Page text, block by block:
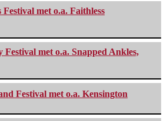
met o.a. Faithless
met o.a. Snapped Ankles,
Festival met o.a. Kensington